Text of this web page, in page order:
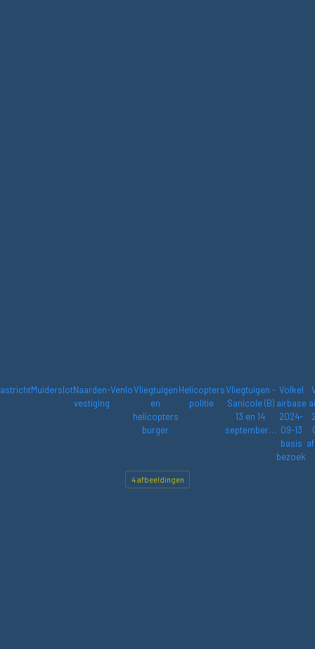
MuiderslotNaarden-
vestiging
VenloVliegtuigen
en
helicopters
burger
Helicopters
politie
Vliegtuigen -
Sanicole (B)
13 en 14
september…
Volkel
airbase
2024-
09-13
basis
bezoek
4 afbeeldingen